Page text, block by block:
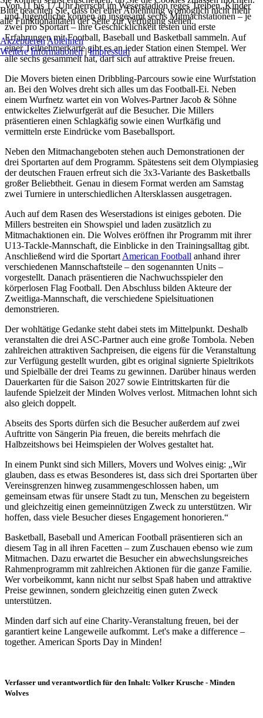
Von 11 bis 17 Uhr herrscht im Weserstadion reges Treiben. Kinder
und Jugendliche können an insgesamt sechs Mitmachstationen – je
zwei pro Sportart – ihre Geschicklichkeit testen und erste
Erfahrungen mit Football, Baseball und Basketball sammeln. Auf
einer Teilnehmerkarte gibt es an jeder Station einen Stempel. Wer
alle sechs gesammelt hat, darf sich auf attraktive Preise freuen.
Die Movers bieten einen Dribbling-Parcours sowie eine Wurfstation
an. Bei den Wolves dreht sich alles um das Football-Ei. Neben
einem Wurfnetz wartet ein von Wolves-Partner Jacob & Söhne
entwickeltes Zielwurfgerät auf die Besucher. Die Millers
präsentieren einen Schlagkäfig sowie einen Wurfkäfig und
vermitteln erste Eindrücke vom Baseballsport.
Neben den Mitmachangeboten stehen auch Demonstrationen der
drei Sportarten auf dem Programm. Spätestens seit dem Olympiasieg
der deutschen Frauen erfreut sich die 3x3-Variante des Basketballs
großer Beliebtheit. Genau in diesem Format werden am Samstag
zwei Turniere in unterschiedlichen Altersklassen ausgetragen.
Auch auf dem Rasen des Weserstadions ist einiges geboten. Die
Millers bestreiten ein Showspiel und laden zusätzlich zu
Mitmachaktionen ein. Die Wolves eröffnen ihr Programm mit ihrer
U13-Tackle-Mannschaft, die Einblicke in den Trainingsalltag gibt.
Anschließend wird die SportartAmerican Football anhand ihrer
verschiedenen Mannschaftsteile – den sogenannten Units –
vorgestellt. Danach präsentieren die Nachwuchsspieler den
körperlosen Flag Football. Den Abschluss bilden Akteure der
Zweitliga-Mannschaft, die verschiedene Spielsituationen
demonstrieren.
Der wohltätige Gedanke steht dabei stets im Mittelpunkt. Deshalb
veranstalten die drei ASC-Partner auch eine große Tombola. Neben
zahlreichen attraktiven Sachpreisen, die eigens für die Veranstaltung
zur Verfügung gestellt wurden, gibt es original signierte Spieltrikots
und Spielbälle der drei Teams zu gewinnen. Darüber hinaus werden
Dauerkarten für die Saison 2027 sowie Eintrittskarten für die
laufende Spielzeit der Minden Wolves verlost. Mitmachen lohnt sich
also gleich doppelt.
Abseits des Sports dürfen sich die Besucher außerdem auf zwei
Auftritte von Sängerin Pia freuen, die bereits mehrfach die
Halbzeitshows bei Heimspielen der Wolves gestaltet hat.
In einem Punkt sind sich Millers, Movers und Wolves einig: „Wir
glauben, dass es etwas Besonderes ist, dass sich drei Sportarten über
Vereinsgrenzen hinweg zusammengeschlossen haben, um
gemeinsam etwas für unsere Stadt zu tun, Menschen zu begeistern
und gleichzeitig einen gemeinnützigen Zweck zu unterstützen. Wir
hoffen, dass viele Besucher dieses Engagement honorieren.“
Basketball, Baseball und American Football präsentieren sich an
diesem Tag in all ihren Facetten – zum Zuschauen ebenso wie zum
Mitmachen. Dazu erwartet die Besucher ein abwechslungsreiches
Rahmenprogramm mit zahlreichen Aktionen für die ganze Familie.
Wer vorbeikommt, kann nicht nur selbst Spaß haben und attraktive
Preise gewinnen, sondern gleichzeitig einen guten Zweck
unterstützen.
Minden darf sich auf eine Charity-Veranstaltung freuen, bei der
garantiert keine Langeweile aufkommt. Let's make a difference –
together. American Sports Day in Minden!
Verfasser und verantwortlich für den Inhalt: Volker Krusche - Minden
Wolves
Bitte beachten Sie, dass bei einer Ablehnung womöglich nicht mehr
alle Funktionalitäten der Seite zur Verfügung stehen.
AkzeptierenAblehnen
Weitere Informationen|Impressum